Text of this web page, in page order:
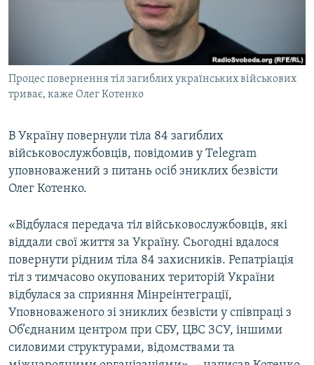
ВІДЕОУРОКИ «ELIFBE»
СВІДЧЕННЯ ОКУПАЦІЇ
УКРАЇНСЬКА ПРОБЛЕМА КРИМУ
ЯК ОБІЙТИ БЛОКУВАННЯ
Qırımtatar
Усі сайти RFE/RL
Процес повернення тіл загиблих українських військових
триває, каже Олег Котенко
В Україну повернули тіла 84 загиблих
військовослужбовців, повідомив у Telegram
уповноважений з питань осіб зниклих безвісти
Олег Котенко.
«Відбулася передача тіл військовослужбовців, які
віддали свої життя за Україну. Сьогодні вдалося
повернути рідним тіла 84 захисників. Репатріація
тіл з тимчасово окупованих територій України
відбулася за сприяння Мінреінтеграції,
Уповноваженого зі зниклих безвісти у співпраці з
Об’єднаним центром при СБУ, ЦВС ЗСУ, іншими
силовими структурами, відомствами та